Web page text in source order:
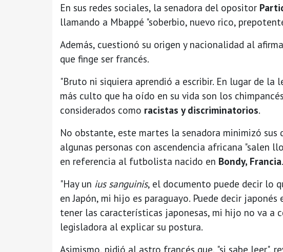
En sus redes sociales, la senadora del opositor
llamando a Mbappé "soberbio, nuevo rico,
Además, cuestionó su origen y nacionalidad al
que finge ser francés.
"Bruto ni siquiera aprendió a escribir. En lugar de la
más culto que ha oído en su vida son los
considerados como racistas y discriminatorios.
No obstante, este martes la senadora minimizó sus
algunas personas con ascendencia africana "salen
en referencia al futbolista nacido en Bondy, Francia.
"Hay un ius sanguinis, el documento puede decir lo
en Japón, mi hijo es paraguayo. Puede decir
tener las características japonesas, mi hijo no va a
legisladora al explicar su postura.
Asimismo, pidió al astro francés que, "si sabe leer",